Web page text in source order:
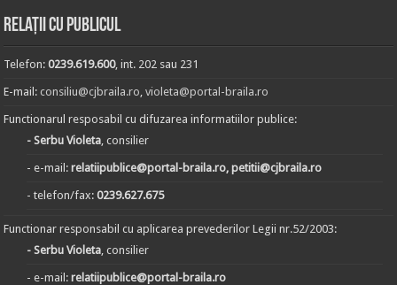
Relații cu publicul
Telefon:0239.619.600, int. 202 sau 231
E-mail:consiliu@cjbraila.ro,violeta@portal-braila.ro
Functionarul resposabil cu difuzarea informatiilor publice:
- Serbu Violeta, consilier
- e-mail:relatiipublice@portal-braila.ro, petitii@cjbraila.ro
- telefon/fax:0239.627.675
Functionar responsabil cu aplicarea prevederilor Legii nr.52/2003:
- Serbu Violeta, consilier
- e-mail:relatiipublice@portal-braila.ro